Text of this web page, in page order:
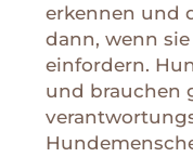
erkennen und
dann, wenn
einfordern.
und brauchen